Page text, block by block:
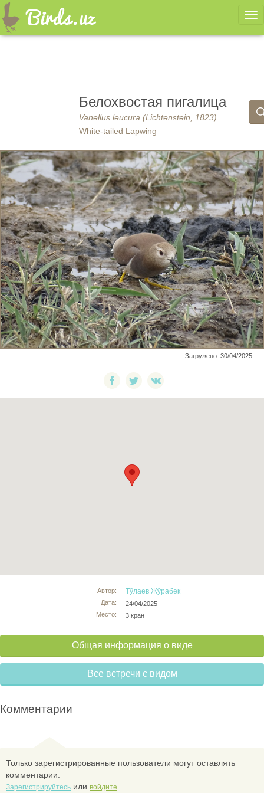
Белохвостая пигалица
Vanellus leucura (Lichtenstein, 1823)
White-tailed Lapwing
Загружено: 30/04/2025
Автор:
Дата:
Место:
Тўлаев Жўрабек
24/04/2025
3 кран
Общая информация о виде
Все встречи с видом
Комментарии
Только зарегистрированные пользователи могут оставлять
комментарии.
Зарегистрируйтесь или войдите